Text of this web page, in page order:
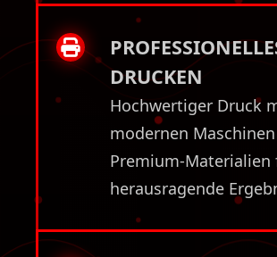
DRUCKEN
Hochwertiger Druck
modernen
Premium-Materialien
herausragende